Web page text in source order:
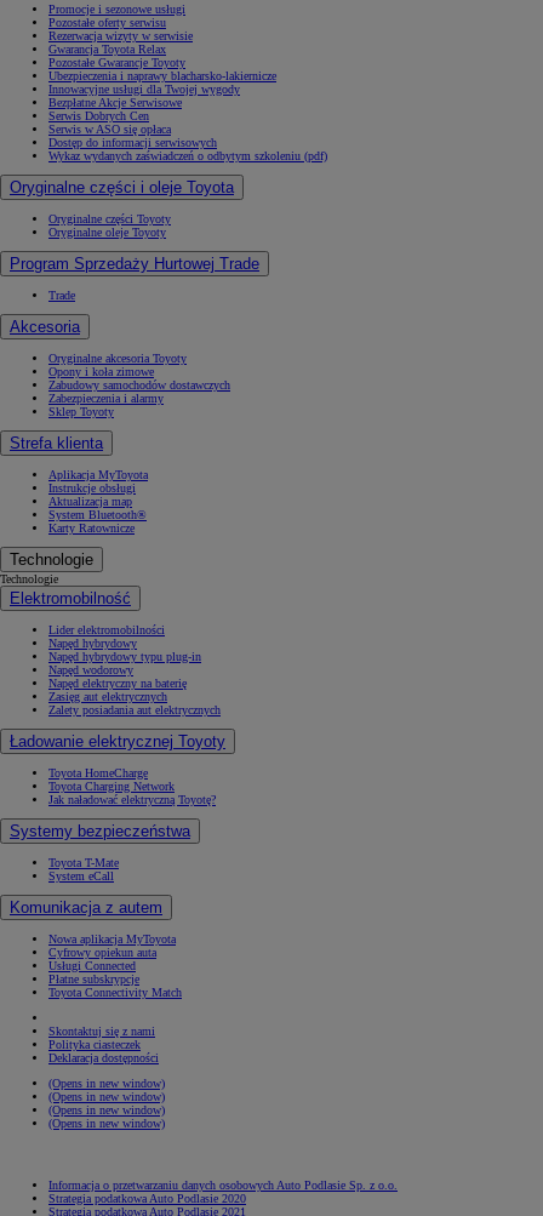
Promocje i sezonowe usługi
Pozostałe oferty serwisu
Rezerwacja wizyty w serwisie
Gwarancja Toyota Relax
Pozostałe Gwarancje Toyoty
Ubezpieczenia i naprawy blacharsko-lakiernicze
Innowacyjne usługi dla Twojej wygody
Bezpłatne Akcje Serwisowe
Serwis Dobrych Cen
Serwis w ASO się opłaca
Dostęp do informacji serwisowych
Wykaz wydanych zaświadczeń o odbytym szkoleniu (pdf)
Oryginalne części i oleje Toyota
Oryginalne części Toyoty
Oryginalne oleje Toyoty
Program Sprzedaży Hurtowej Trade
Trade
Akcesoria
Oryginalne akcesoria Toyoty
Opony i koła zimowe
Zabudowy samochodów dostawczych
Zabezpieczenia i alarmy
Sklep Toyoty
Strefa klienta
Aplikacja MyToyota
Instrukcje obsługi
Aktualizacja map
System Bluetooth®
Karty Ratownicze
Technologie
Technologie
Elektromobilność
Lider elektromobilności
Napęd hybrydowy
Napęd hybrydowy typu plug-in
Napęd wodorowy
Napęd elektryczny na baterię
Zasięg aut elektrycznych
Zalety posiadania aut elektrycznych
Ładowanie elektrycznej Toyoty
Toyota HomeCharge
Toyota Charging Network
Jak naładować elektryczną Toyotę?
Systemy bezpieczeństwa
Toyota T-Mate
System eCall
Komunikacja z autem
Nowa aplikacja MyToyota
Cyfrowy opiekun auta
Usługi Connected
Płatne subskrypcje
Toyota Connectivity Match
Skontaktuj się z nami
Polityka ciasteczek
Deklaracja dostępności
(Opens in new window)
(Opens in new window)
(Opens in new window)
(Opens in new window)
Informacja o przetwarzaniu danych osobowych Auto Podlasie Sp. z o.o.
Strategia podatkowa Auto Podlasie 2020
Strategia podatkowa Auto Podlasie 2021